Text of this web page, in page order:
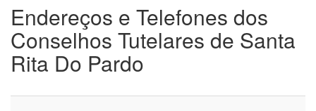
Endereços e Telefones dos
Conselhos Tutelares de Santa
Rita Do Pardo